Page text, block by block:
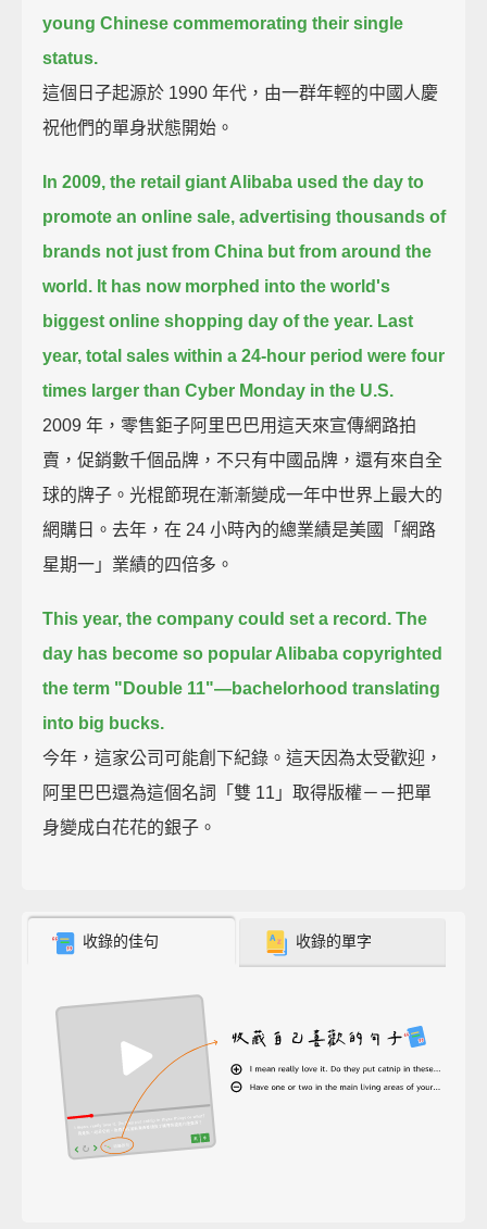
young Chinese commemorating their single
status.
這個日子起源於 1990 年代，由一群年輕的中國人慶
祝他們的單身狀態開始。
In 2009, the retail giant Alibaba used the day to
promote an online sale, advertising thousands of
brands not just from China but from around the
world. It has now morphed into the world's
biggest online shopping day of the year. Last
year, total sales within a 24-hour period were four
times larger than Cyber Monday in the U.S.
2009 年，零售鉅子阿里巴巴用這天來宣傳網路拍
賣，促銷數千個品牌，不只有中國品牌，還有來自全
球的牌子。光棍節現在漸漸變成一年中世界上最大的
網購日。去年，在 24 小時內的總業績是美國「網路
星期一」業績的四倍多。
This year, the company could set a record. The
day has become so popular Alibaba copyrighted
the term "Double 11"—bachelorhood translating
into big bucks.
今年，這家公司可能創下紀錄。這天因為太受歡迎，
阿里巴巴還為這個名詞「雙 11」取得版權－－把單
身變成白花花的銀子。
收錄的佳句 收錄的單字